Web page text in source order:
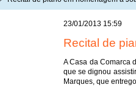
23/01/2013 15:59
Recital de
A Casa da Comarca
que se dignou
Marques, que